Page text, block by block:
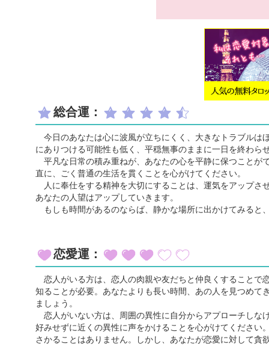
総合運：
今日のあなたは心に波風が立ちにくく、大きなトラブルは
にありつける可能性も低く、平穏無事のままに一日を終わら
平凡な日常の積み重ねが、あなたの心を平静に保つことが
直に、ごく普通の生活を貫くことを心がけてください。
人に奉仕をする精神を大切にすることは、運気をアップさ
あなたの人望はアップしていきます。
もしも時間があるのならば、静かな場所に出かけてみると
恋愛運：
恋人がいる方は、恋人の肉親や友だちと仲良くすることで
知ることが必要。あなたよりも長い時間、あの人を見つめ
ましょう。
恋人がいない方は、周囲の異性に自分からアプローチしな
好みせずに近くの異性に声をかけることを心がけてください
さかることはありません。しかし、あなたが恋愛に対して貪